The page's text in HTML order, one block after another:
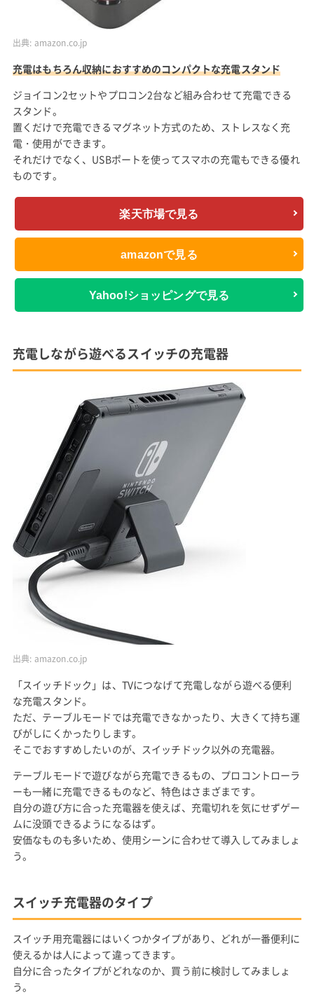
出典: amazon.co.jp
充電はもちろん収納におすすめのコンパクトな充電スタンド
ジョイコン2セットやプロコン2台など組み合わせて充電できる
スタンド。
置くだけで充電できるマグネット方式のため、ストレスなく充
電・使用ができます。
それだけでなく、USBポートを使ってスマホの充電もできる優れ
ものです。
楽天市場で見る
amazonで見る
Yahoo!ショッピングで見る
充電しながら遊べるスイッチの充電器
出典: amazon.co.jp
「スイッチドック」は、TVにつなげて充電しながら遊べる便利
な充電スタンド。
ただ、テーブルモードでは充電できなかったり、大きくて持ち運
びがしにくかったりします。
そこでおすすめしたいのが、スイッチドック以外の充電器。
テーブルモードで遊びながら充電できるもの、プロコントローラ
ーも一緒に充電できるものなど、特色はさまざまです。
自分の遊び方に合った充電器を使えば、充電切れを気にせずゲー
ムに没頭できるようになるはず。
安価なものも多いため、使用シーンに合わせて導入してみましょ
う。
スイッチ充電器のタイプ
スイッチ用充電器にはいくつかタイプがあり、どれが一番便利に
使えるかは人によって違ってきます。
自分に合ったタイプがどれなのか、買う前に検討してみましょ
う。